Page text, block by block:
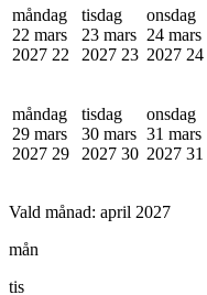
måndag
22 mars
2027 22
tisdag
23 mars
2027 23
onsdag
24 mars
2027 24
måndag
29 mars
2027 29
tisdag
30 mars
2027 30
onsdag
31 mars
2027 31
Vald månad: april 2027
mån
tis